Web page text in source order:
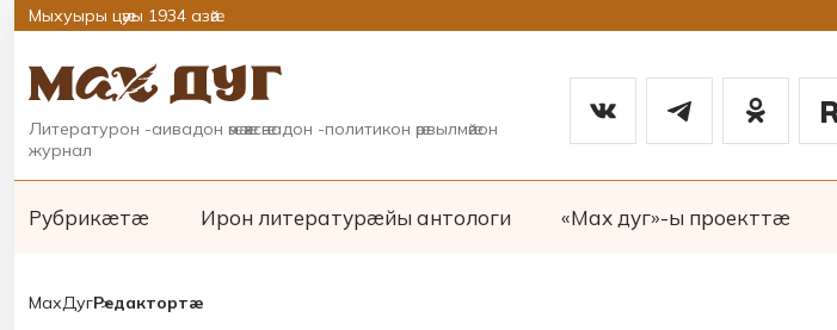
Мыхуыры цӕуы 1934 азӕй
Литературон -аивадон ӕмӕ ӕхсӕнадон -политикон ӕрвылмӕйон
журнал
Рубрикæтæ Ирон литературæйы антологи «Мах дуг»-ы проекттæ
МахДугРедактортæ